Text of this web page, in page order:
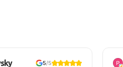
5/5